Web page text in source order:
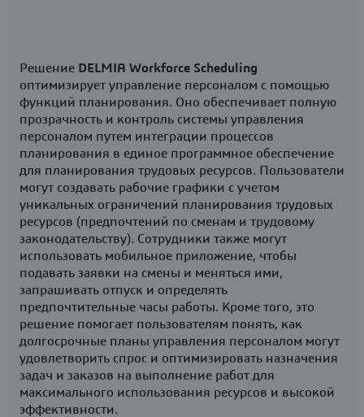
Решение DELMIA Workforce Scheduling
оптимизирует управление персоналом с помощью
функций планирования. Оно обеспечивает полную
прозрачность и контроль системы управления
персоналом путем интеграции процессов
планирования в единое программное обеспечение
для планирования трудовых ресурсов. Пользователи
могут создавать рабочие графики с учетом
уникальных ограничений планирования трудовых
ресурсов (предпочтений по сменам и трудовому
законодательству). Сотрудники также могут
использовать мобильное приложение, чтобы
подавать заявки на смены и меняться ими,
запрашивать отпуск и определять
предпочтительные часы работы. Кроме того, это
решение помогает пользователям понять, как
долгосрочные планы управления персоналом могут
удовлетворить спрос и оптимизировать назначения
задач и заказов на выполнение работ для
максимального использования ресурсов и высокой
эффективности.